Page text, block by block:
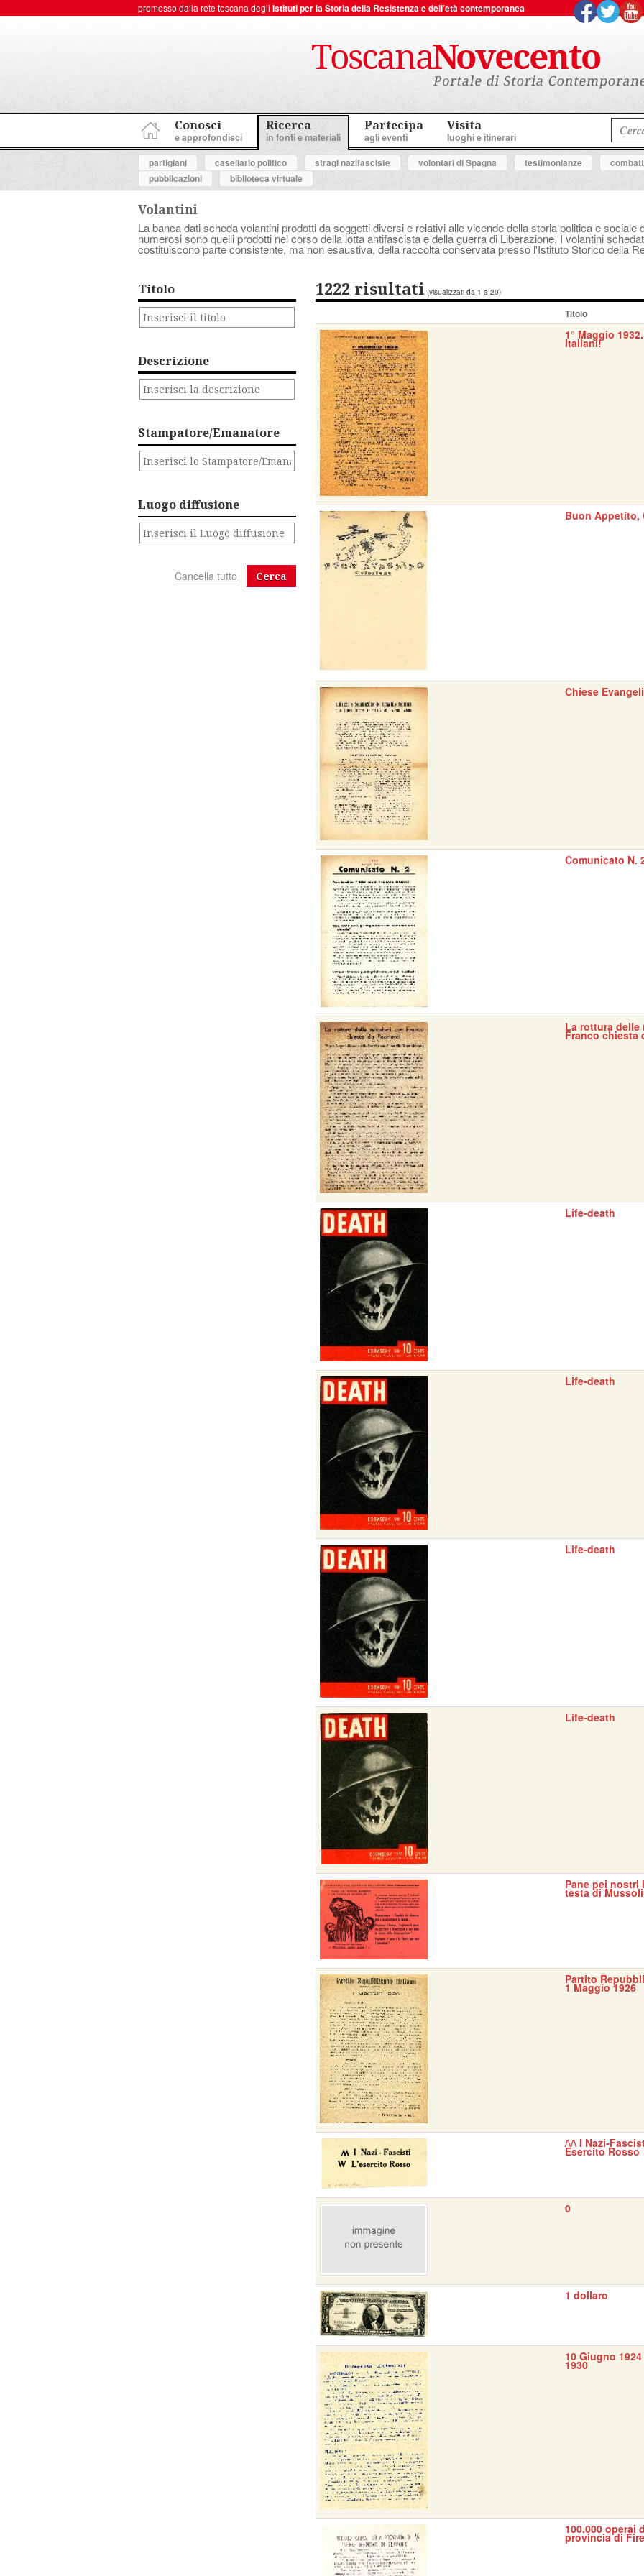
promosso dalla rete toscana degli Istituti per la Storia della Resistenza e dell'età contemporanea
Conosci
e approfondisci
Ricerca
in fonti e materiali
Partecipa
agli eventi
Visita
luoghi e itinerari
partigiani
casellario politico stragi nazifasciste volontari di Spagna testimonianze
pubblicazioni
biblioteca virtuale
Volantini
La banca dati scheda volantini prodotti da soggetti diversi e relativi alle vicende della storia politica e
numerosi sono quelli prodotti nel corso della lotta antifascista e della guerra di Liberazione. I volantini
costituiscono parte consistente, ma non esaustiva, della raccolta conservata presso l'Istituto Storico della
Titolo
Descrizione
Stampatore/Emanatore
Luogo diffusione
Cerca
1222 risultati (visualizzati da 1 a 20)
Titolo
1° Maggio
Italiani!
Buon Appetito,
Chiese
Comunicato N.
La rottura delle
Franco chiesta
Life-death
Life-death
Life-death
Life-death
Pane pei nostri
testa di
Partito
1 Maggio 1926
/\/\ I Nazi-
Esercito Rosso
0
1 dollaro
10 Giugno
1930
100.000 operai
provincia di